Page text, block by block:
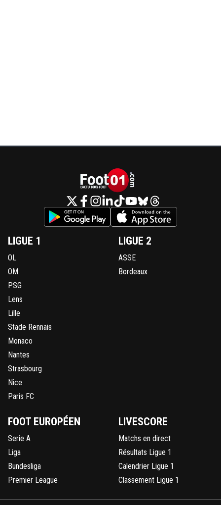
LIGUE 1
OL
OM
PSG
Lens
Lille
Stade Rennais
Monaco
Nantes
Strasbourg
Nice
Paris FC
LIGUE 2
ASSE
Bordeaux
FOOT EUROPÉEN
Serie A
Liga
Bundesliga
Premier League
LIVESCORE
Matchs en direct
Résultats Ligue 1
Calendrier Ligue 1
Classement Ligue 1